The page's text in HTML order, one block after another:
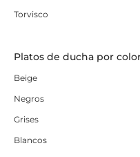
Torvisco
Platos de ducha por
Beige
Negros
Grises
Blancos